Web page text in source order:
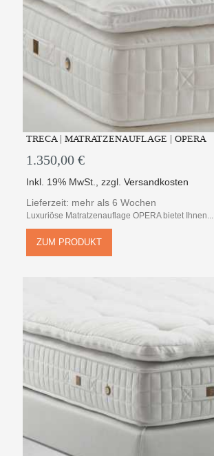
TRECA | MATRATZENAUFLAGE | OPERA
1.350,00 €
Inkl. 19% MwSt. ,zzgl.Versandkosten
Lieferzeit: mehr als 6 Wochen
Luxuriöse Matratzenauflage OPERA bietet Ihnen...
ZUM PRODUKT